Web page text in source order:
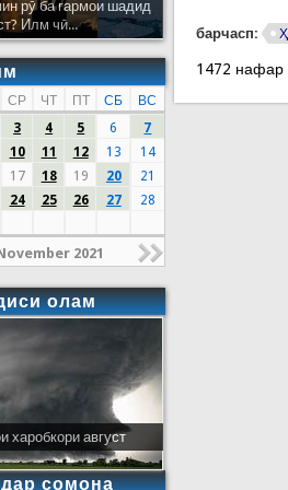
барчасп:
1472 нафар
рӯ ба гармои шадид
Илм чӣ...
СР ЧТ ПТ СБ
ВС
3 4 5 6
7
10 11 12 13
14
17 18 19 20
21
24 25 26 27
28
2021
олам
харобкори август
сомона